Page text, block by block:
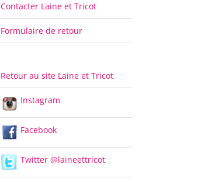
Contacter Laine et Tricot
Formulaire de retour
Retour au site Laine et Tricot
Instagram
Facebook
Twitter @laineettricot